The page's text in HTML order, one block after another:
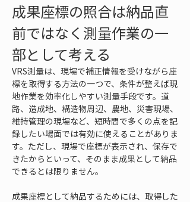
成果座標の照合は納品直
前ではなく測量作業の一
部として考える
VRS測量は、現場で補正情報を受けながら座
標を取得する方法の一つで、条件が整えば現
地作業を効率化しやすい測量手段です。道
路、造成地、構造物周辺、農地、災害現場、
維持管理の現場など、短時間で多くの点を記
録したい場面では有効に使えることがありま
す。ただし、現場で座標が表示され、保存で
きたからといって、そのまま成果として納品
できるとは限りません。
成果座標として納品するためには、取得した